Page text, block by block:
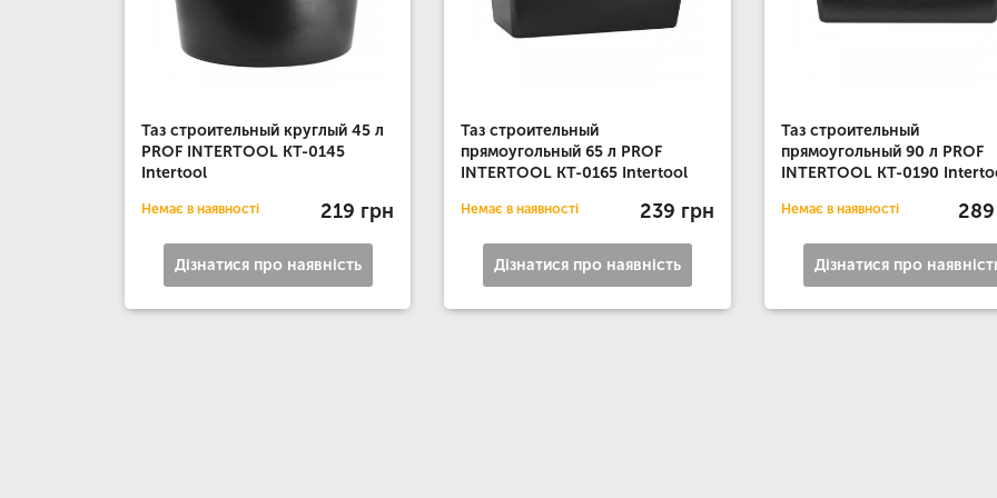
Таз строительный круглый 45 л
PROF INTERTOOL KT-0145
Intertool
Немає в наявності 219 грн
Дізнатися про наявність
Таз строительный
прямоугольный 65 л PROF
INTERTOOL KT-0165 Intertool
Немає в наявності 239 грн
Дізнатися про наявність
Таз строительный
прямоугольный 90 л PROF
INTERTOOL KT-0190
Немає в наявності
Дізнатися про